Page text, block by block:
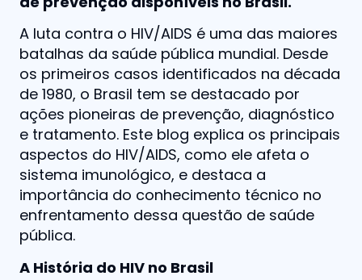
A luta contra o HIV/AIDS é uma das maiores
batalhas da saúde pública mundial. Desde
os primeiros casos identificados na década
de 1980, o Brasil tem se destacado por
ações pioneiras de prevenção, diagnóstico
e tratamento. Este blog explica os principais
aspectos do HIV/AIDS, como ele afeta o
sistema imunológico, e destaca a
importância do conhecimento técnico no
enfrentamento dessa questão de saúde
pública.
A História do HIV no Brasil